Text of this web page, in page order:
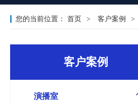
您的当前位置： 首页 客户案例
客户案例
演播室